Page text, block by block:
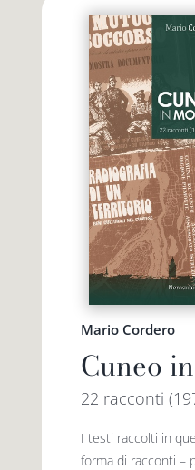
Mario Cordero
Cuneo
22 racconti
I testi raccolti in
forma di racconti –